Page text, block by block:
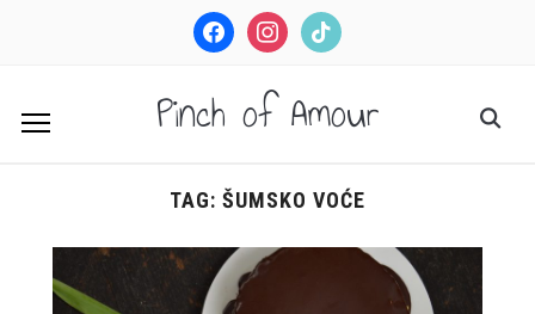
facebookinstagramtiktok
Pinch of Amour
TAG: ŠUMSKO VOĆE